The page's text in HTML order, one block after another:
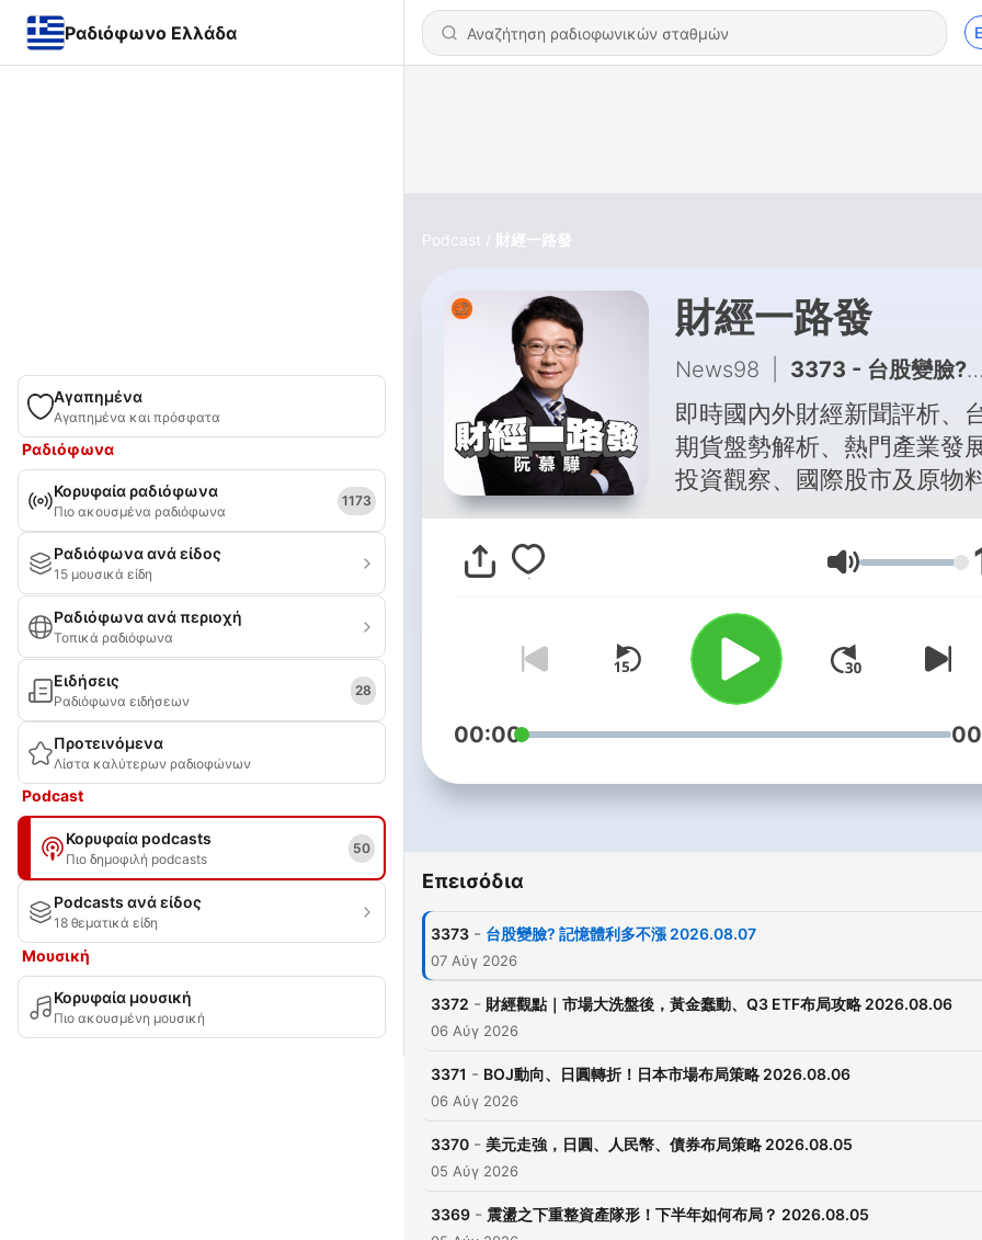
Ραδιόφωνο Ελλάδα
Αγαπημένα
Αγαπημένα και πρόσφατα
Ραδιόφωνα
Κορυφαία ραδιόφωνα
Πιο ακουσμένα ραδιόφωνα
1173
Ραδιόφωνα ανά είδος
15 μουσικά είδη
Ραδιόφωνα ανά περιοχή
Τοπικά ραδιόφωνα
Ειδήσεις
Ραδιόφωνα ειδήσεων
28
Προτεινόμενα
Λίστα καλύτερων ραδιοφώνων
Podcast
Κορυφαία podcasts
Πιο δημοφιλή podcasts
50
Podcasts ανά είδος
18 θεματικά είδη
Μουσική
Κορυφαία μουσική
Πιο ακουσμένη μουσική
Podcast 財經一路發
財經一路發
News98 3373 - 台股變臉? 記憶體利多不漲 2026.08.07
即時國內外財經新聞評析、
期貨盤勢解析、熱門產業發
投資觀察、國際股市及原物
資趨勢。 主持人阮慕驊與各
資好手在【財經一路發】帶
家悠遊投資市場。
任何合作提案請聯絡我們 :
news98radio@gmail.com
Powered byFirstory
Ένταση
00:00
Επεισόδια
3373 - 台股變臉? 記憶體利多不漲 2026.08.07
07 Αύγ 2026
3372 - 財經觀點｜市場大洗盤後，黃金蠢動、Q3 ETF布局攻略 2026.08.06
06 Αύγ 2026
3371 - BOJ動向、日圓轉折！日本市場布局策略 2026.08.06
06 Αύγ 2026
3370 - 美元走強，日圓、人民幣、債券布局策略 2026.08.05
05 Αύγ 2026
3369 - 震盪之下重整資產隊形！下半年如何布局？ 2026.08.05